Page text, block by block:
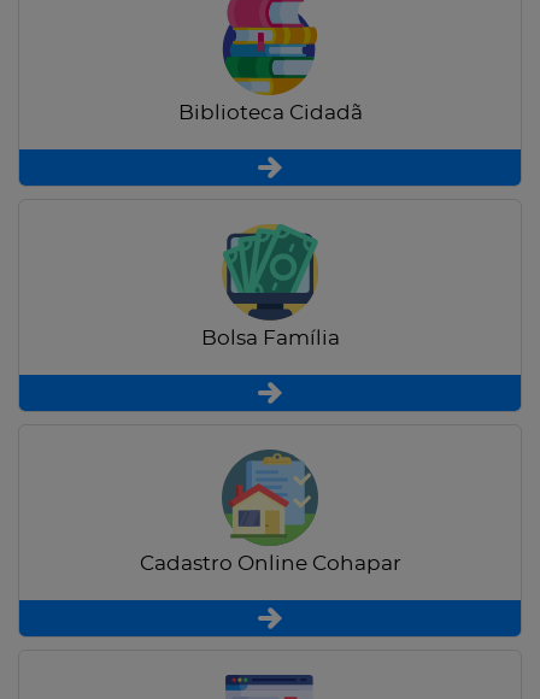
Biblioteca Cidadã
Bolsa Família
Cadastro Online Cohapar